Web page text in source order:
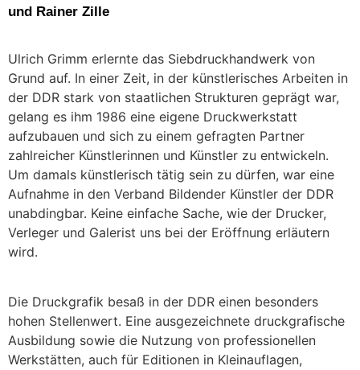
und Rainer Zille
Ulrich Grimm erlernte das Siebdruckhandwerk von
Grund auf. In einer Zeit, in der künstlerisches Arbeiten in
der DDR stark von staatlichen Strukturen geprägt war,
gelang es ihm 1986 eine eigene Druckwerkstatt
aufzubauen und sich zu einem gefragten Partner
zahlreicher Künstlerinnen und Künstler zu entwickeln.
Um damals künstlerisch tätig sein zu dürfen, war eine
Aufnahme in den Verband Bildender Künstler der DDR
unabdingbar. Keine einfache Sache, wie der Drucker,
Verleger und Galerist uns bei der Eröffnung erläutern
wird.
Die Druckgrafik besaß in der DDR einen besonders
hohen Stellenwert. Eine ausgezeichnete druckgrafische
Ausbildung sowie die Nutzung von professionellen
Werkstätten, auch für Editionen in Kleinauflagen,